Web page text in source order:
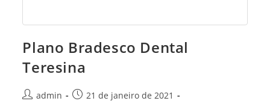
Plano Bradesco Dental
Teresina
Postadmin
Post21 de janeiro de 2021